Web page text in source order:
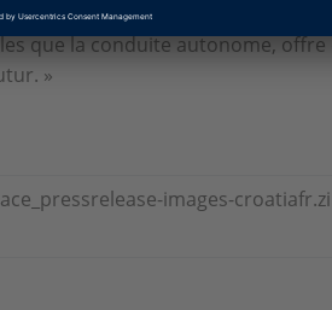
puisse supporter le
que la conduite autonome,
»
images-